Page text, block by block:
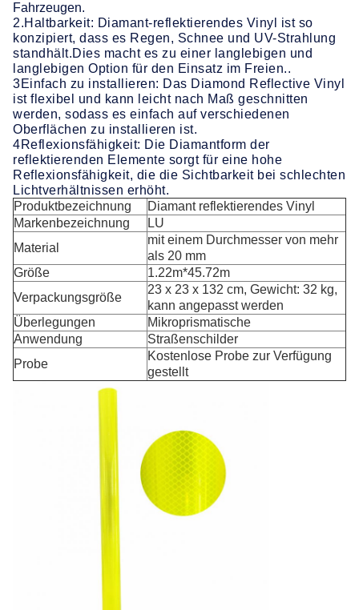
Fahrzeugen.
2.Haltbarkeit: Diamant-reflektierendes Vinyl ist so
konzipiert, dass es Regen, Schnee und UV-Strahlung
standhält.Dies macht es zu einer langlebigen und
langlebigen Option für den Einsatz im Freien..
3Einfach zu installieren: Das Diamond Reflective Vinyl
ist flexibel und kann leicht nach Maß geschnitten
werden, sodass es einfach auf verschiedenen
Oberflächen zu installieren ist.
4Reflexionsfähigkeit: Die Diamantform der
reflektierenden Elemente sorgt für eine hohe
Reflexionsfähigkeit, die die Sichtbarkeit bei schlechten
Lichtverhältnissen erhöht.
Produktbezeichnung
Diamant reflektierendes Vinyl
Markenbezeichnung
LU
Material
mit einem Durchmesser von mehr
als 20 mm
Größe
1.22m*45.72m
Verpackungsgröße
23 x 23 x 132 cm, Gewicht: 32 kg,
kann angepasst werden
Überlegungen
Mikroprismatische
Anwendung
Straßenschilder
Probe
Kostenlose Probe zur Verfügung
gestellt